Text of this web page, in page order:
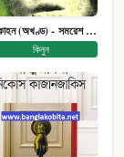
সাতকাহন (অখণ্ড) - সমরেশ মজুমদার
কিনুন